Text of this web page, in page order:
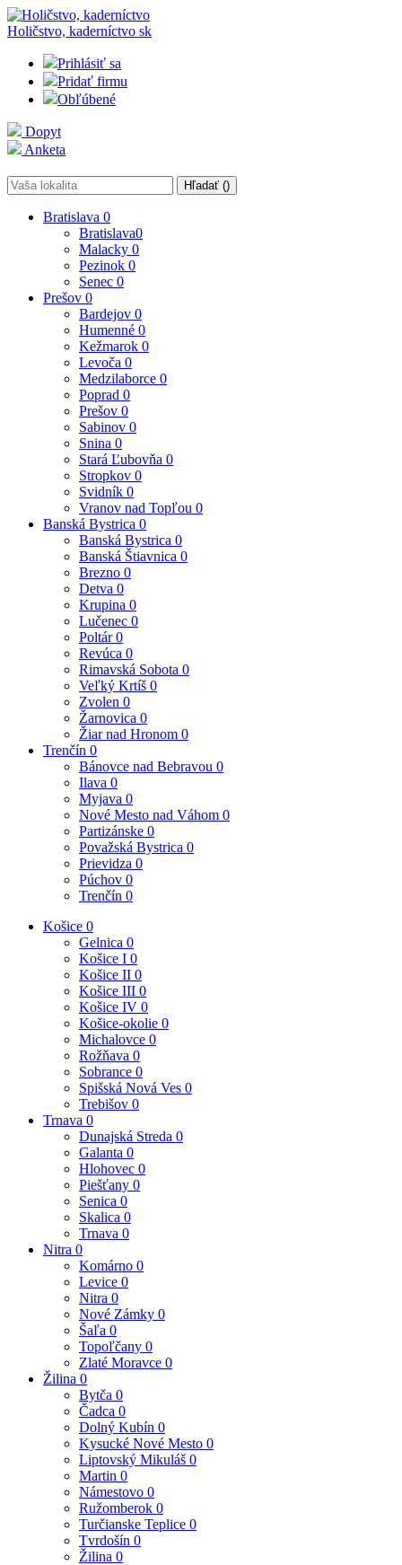
Holičstvo, kaderníctvo sk
Prihlásiť sa
Pridať firmu
Obľúbené
Dopyt
Anketa
Hľadať ()
Bratislava 0
Bratislava0
Malacky 0
Pezinok 0
Senec 0
Prešov 0
Bardejov 0
Humenné 0
Kežmarok 0
Levoča 0
Medzilaborce 0
Poprad 0
Prešov 0
Sabinov 0
Snina 0
Stará Ľubovňa 0
Stropkov 0
Svidník 0
Vranov nad Topľou 0
Banská Bystrica 0
Banská Bystrica 0
Banská Štiavnica 0
Brezno 0
Detva 0
Krupina 0
Lučenec 0
Poltár0
Revúca 0
Rimavská Sobota 0
Veľký Krtíš 0
Zvolen 0
Žarnovica 0
Žiar nad Hronom 0
Trenčín 0
Bánovce nad Bebravou 0
Ilava 0
Myjava 0
Nové Mesto nad Váhom 0
Partizánske 0
Považská Bystrica 0
Prievidza 0
Púchov 0
Trenčín 0
Košice 0
Gelnica 0
Košice I 0
Košice II 0
Košice III 0
Košice IV 0
Košice-okolie 0
Michalovce 0
Rožňava 0
Sobrance 0
Spišská Nová Ves 0
Trebišov 0
Trnava 0
Dunajská Streda 0
Galanta 0
Hlohovec 0
Piešťany 0
Senica 0
Skalica 0
Trnava 0
Nitra 0
Komárno 0
Levice 0
Nitra 0
Nové Zámky 0
Šaľa 0
Topoľčany 0
Zlaté Moravce 0
Žilina 0
Bytča 0
Čadca 0
Dolný Kubín 0
Kysucké Nové Mesto 0
Liptovský Mikuláš 0
Martin 0
Námestovo 0
Ružomberok 0
Turčianske Teplice 0
Tvrdošín 0
Žilina 0